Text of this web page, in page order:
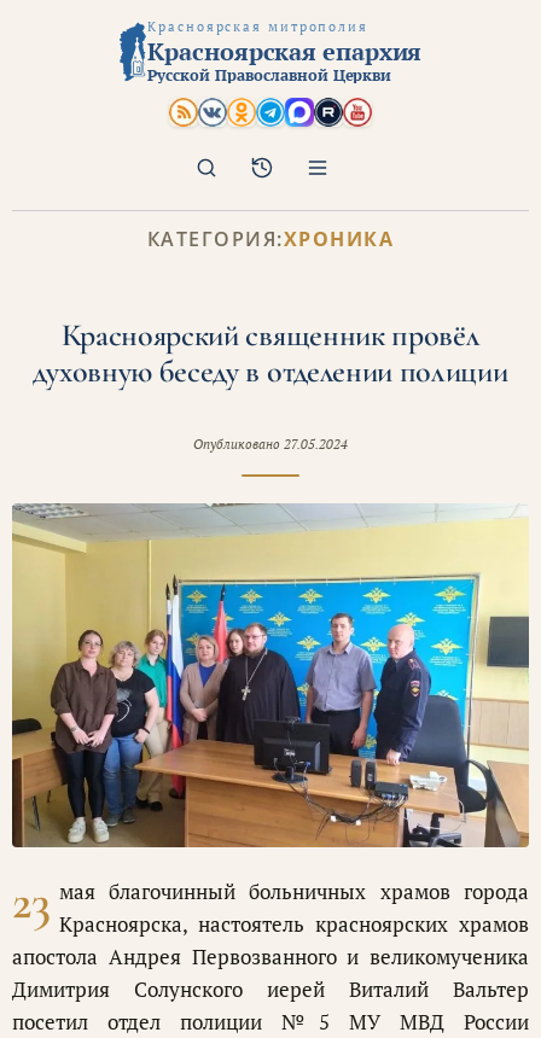
Красноярская митрополия
Красноярская епархия
Русской Православной Церкви
Архив
Поиск
КАТЕГОРИЯ:ХРОНИКА
Красноярский священник провёл
духовную беседу в отделении полиции
Опубликовано 27.05.2024
23 мая благочинный больничных храмов города
Красноярска, настоятель красноярских храмов
апостола Андрея Первозванного и великомученика
Димитрия Солунского иерей Виталий Вальтер
посетил отдел полиции №5 МУ МВД России